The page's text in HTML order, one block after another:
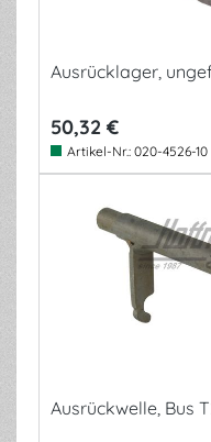
Ausrücklager,
50,32 €
Artikel-Nr.: 020-4526-10
Ausrückwelle, Bus